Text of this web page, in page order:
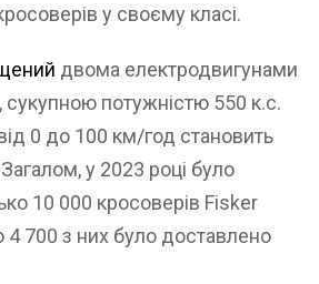
у своєму класі.
двома електродвигунами
сукупною потужністю 550 к.с.
0 до 100 км/год становить
у 2023 році було
10 000 кросоверів Fisker
4 700 з них було доставлено